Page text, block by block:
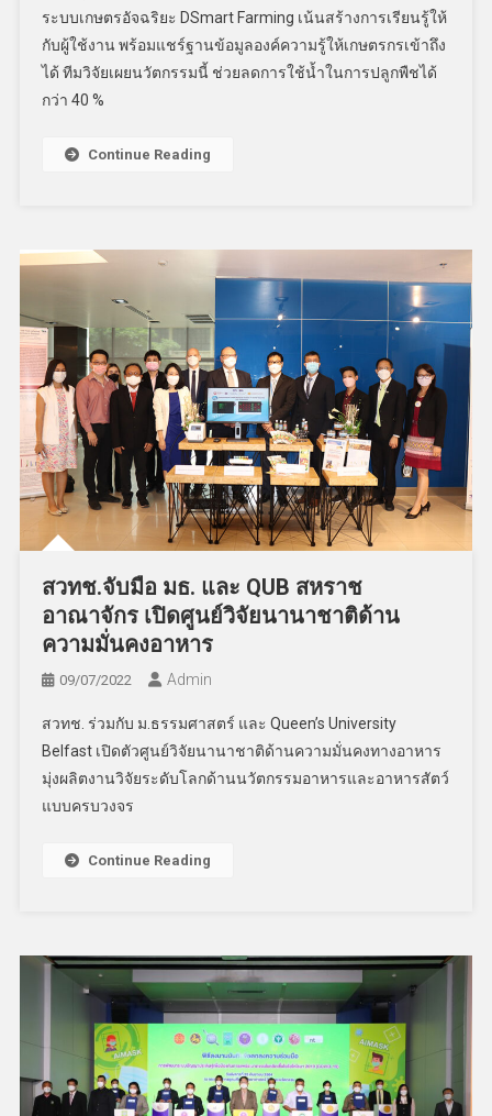
ระบบเกษตรอัจฉริยะ DSmart Farming เน้นสร้างการเรียนรู้ให้
กับผู้ใช้งาน พร้อมแชร์ฐานข้อมูลองค์ความรู้ให้เกษตรกรเข้าถึง
ได้ ทีมวิจัยเผยนวัตกรรมนี้ ช่วยลดการใช้น้ำในการปลูกพืชได้
กว่า 40 %
Continue Reading
สวทช.จับมือ มธ. และ QUB สหราช
อาณาจักร เปิดศูนย์วิจัยนานาชาติด้าน
ความมั่นคงอาหาร
09/07/2022 Admin
สวทช. ร่วมกับ ม.ธรรมศาสตร์ และ Queen’s University
Belfast เปิดตัวศูนย์วิจัยนานาชาติด้านความมั่นคงทางอาหาร
มุ่งผลิตงานวิจัยระดับโลกด้านนวัตกรรมอาหารและอาหารสัตว์
แบบครบวงจร
Continue Reading